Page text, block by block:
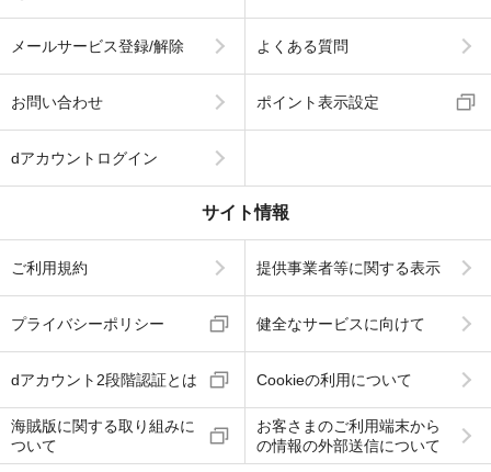
メールサービス登録/解除 よくある質問
お問い合わせ ポイント表示設定
dアカウントログイン
サイト情報
ご利用規約 提供事業者等に関する表示
プライバシーポリシー 健全なサービスに向けて
dアカウント2段階認証とは Cookieの利用について
海賊版に関する取り組みに
ついて
お客さまのご利用端末から
の情報の外部送信について